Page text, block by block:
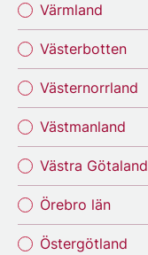
Värmland
Västerbotten
Västernorrland
Västmanland
Västra Götaland
Örebro län
Östergötland